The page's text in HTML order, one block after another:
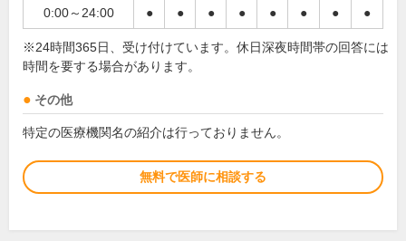
0:00～24:00 ● ● ● ● ● ● ● ●
※24時間365日、受け付けています。休日深夜時間帯の回答には
時間を要する場合があります。
その他
特定の医療機関名の紹介は行っておりません。
無料で医師に相談する